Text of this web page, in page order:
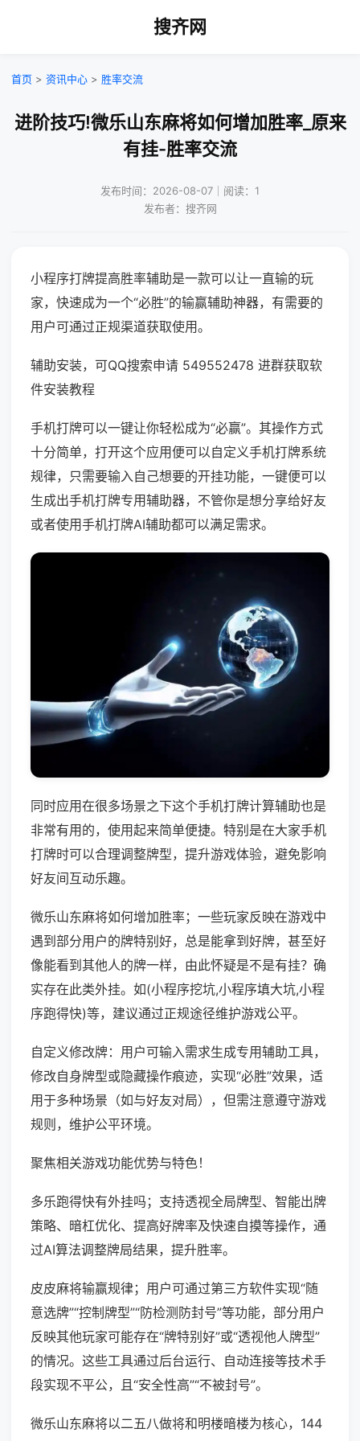
搜齐网
首页 > 资讯中心 > 胜率交流
进阶技巧!微乐山东麻将如何增加胜率_原来
有挂-胜率交流
发布时间：2026-08-07｜阅读：1
发布者：搜齐网
小程序打牌提高胜率辅助是一款可以让一直输的玩
家，快速成为一个“必胜”的输赢辅助神器，有需要的
用户可通过正规渠道获取使用。
辅助安装，可QQ搜索申请 549552478 进群获取软
件安装教程
手机打牌可以一键让你轻松成为“必赢”。其操作方式
十分简单，打开这个应用便可以自定义手机打牌系统
规律，只需要输入自己想要的开挂功能，一键便可以
生成出手机打牌专用辅助器，不管你是想分享给好友
或者使用手机打牌AI辅助都可以满足需求。
同时应用在很多场景之下这个手机打牌计算辅助也是
非常有用的，使用起来简单便捷。特别是在大家手机
打牌时可以合理调整牌型，提升游戏体验，避免影响
好友间互动乐趣。
微乐山东麻将如何增加胜率；一些玩家反映在游戏中
遇到部分用户的牌特别好，总是能拿到好牌，甚至好
像能看到其他人的牌一样，由此怀疑是不是有挂？确
实存在此类外挂。如(小程序挖坑,小程序填大坑,小程
序跑得快)等，建议通过正规途径维护游戏公平。
自定义修改牌：用户可输入需求生成专用辅助工具，
修改自身牌型或隐藏操作痕迹，实现“必胜”效果，适
用于多种场景（如与好友对局），但需注意遵守游戏
规则，维护公平环境。
聚焦相关游戏功能优势与特色！
多乐跑得快有外挂吗；支持透视全局牌型、智能出牌
策略、暗杠优化、提高好牌率及快速自摸等操作，通
过AI算法调整牌局结果，提升胜率。
皮皮麻将输赢规律；用户可通过第三方软件实现“随
意选牌”“控制牌型”“防检测防封号”等功能，部分用户
反映其他玩家可能存在“牌特别好”或“透视他人牌型”
的情况。这些工具通过后台运行、自动连接等技术手
段实现不平公，且“安全性高”“不被封号”。
微乐山东麻将以二五八做将和明楼暗楼为核心，144